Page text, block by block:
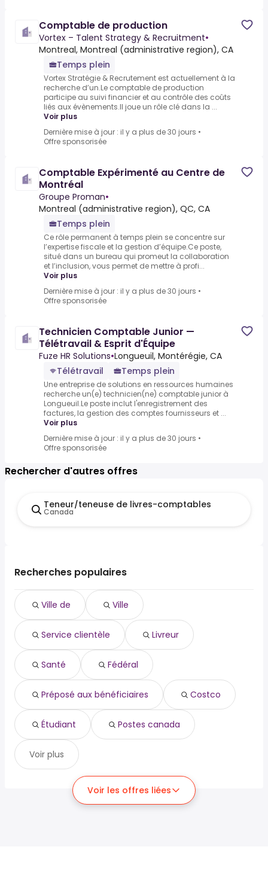
Comptable de production
Vortex – Talent Strategy & Recruitment•
Montreal, Montreal (administrative region), CA
Temps plein
Vortex Stratégie & Recrutement est actuellement à la
recherche d’un.Le comptable de production
participe au suivi financier et au contrôle des coûts
liés aux évènements.Il joue un rôle clé dans la ...
Voir plus
Dernière mise à jour : il y a plus de 30 jours •
Offre sponsorisée
Comptable Expérimenté au Centre de
Montréal
Groupe Proman•
Montreal (administrative region), QC, CA
Temps plein
Ce rôle permanent à temps plein se concentre sur
l’expertise fiscale et la gestion d’équipe.Ce poste,
situé dans un bureau qui promeut la collaboration
et l’inclusion, vous permet de mettre à profi...
Voir plus
Dernière mise à jour : il y a plus de 30 jours •
Offre sponsorisée
Technicien Comptable Junior —
Télétravail & Esprit d'Équipe
Fuze HR Solutions•Longueuil, Montérégie, CA
Télétravail
Temps plein
Une entreprise de solutions en ressources humaines
recherche un(e) technicien(ne) comptable junior à
Longueuil.Le poste inclut l'enregistrement des
factures, la gestion des comptes fournisseurs et ...
Voir plus
Dernière mise à jour : il y a plus de 30 jours •
Offre sponsorisée
Voir les offres liées
Rechercher d'autres offres
Teneur/teneuse de livres-comptables
Canada
Recherches populaires
Ville de Ville
Service clientèle Livreur
Santé Fédéral
Préposé aux bénéficiaires Costco
Étudiant Postes canada
Voir plus